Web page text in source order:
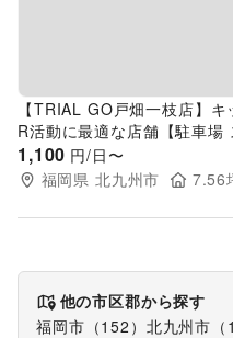
【TRIAL GO戸畑一枝店】
R活動に最適な店舗【駐車場
1,100 円/日〜
福岡県 北九州市 7.56
他の市区郡から探す
福岡市 （152 ） 北九州市 （